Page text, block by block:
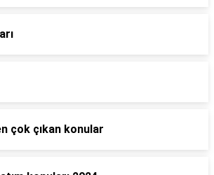
çok çıkan konular